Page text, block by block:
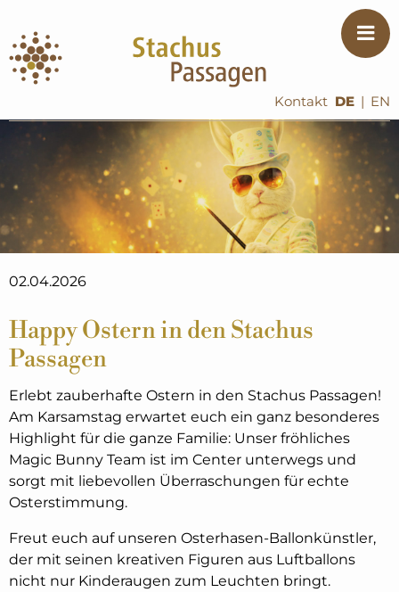
DE | EN
Kontakt
02.04.2026
Happy Ostern in den Stachus
Passagen
Erlebt zauberhafte Ostern in den Stachus Passagen!
Am Karsamstag erwartet euch ein ganz besonderes
Highlight für die ganze Familie: Unser fröhliches
Magic Bunny Team ist im Center unterwegs und
sorgt mit liebevollen Überraschungen für echte
Osterstimmung.
Freut euch auf unseren Osterhasen-Ballonkünstler,
der mit seinen kreativen Figuren aus Luftballons
nicht nur Kinderaugen zum Leuchten bringt.